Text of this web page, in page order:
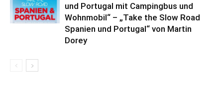
und Portugal mit Campingbus und
Wohnmobil“ – „Take the Slow Road
Spanien und Portugal“ von Martin
Dorey